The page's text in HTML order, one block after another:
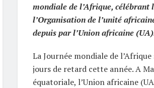
mondiale de l’Afrique, célébrant
l’Organisation de l’unité
depuis par l’Union africaine
La Journée mondiale de
jours de retard cette année. A
équatoriale, l’Union africaine